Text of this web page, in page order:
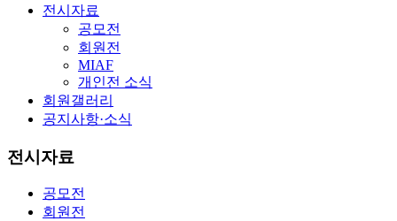
전시자료
공모전
회원전
MIAF
개인전 소식
회원갤러리
공지사항·소식
전시자료
공모전
회원전